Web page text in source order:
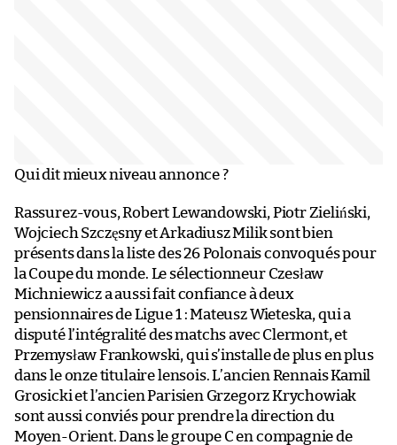
Qui dit mieux niveau annonce ?
Rassurez-vous, Robert Lewandowski, Piotr Zieliński,
Wojciech Szczęsny et Arkadiusz Milik sont bien
présents dans la liste des 26 Polonais convoqués pour
la Coupe du monde. Le sélectionneur Czesław
Michniewicz a aussi fait confiance à deux
pensionnaires de Ligue 1 : Mateusz Wieteska, qui a
disputé l’intégralité des matchs avec Clermont, et
Przemysław Frankowski, qui s’installe de plus en plus
dans le onze titulaire lensois. L’ancien Rennais Kamil
Grosicki et l’ancien Parisien Grzegorz Krychowiak
sont aussi conviés pour prendre la direction du
Moyen-Orient. Dans le groupe C en compagnie de